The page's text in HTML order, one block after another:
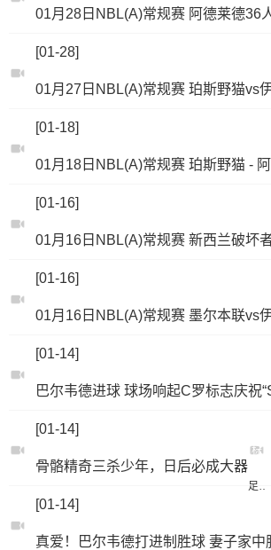
01月28日NBL(A)常规赛 阿德莱德36
[01-28]
01月27日NBL(A)常规赛 珀斯野猫vs
[01-18]
01月18日NBL(A)常规赛 珀斯野猫 -
[01-16]
01月16日NBL(A)常规赛 新西兰破坏
[01-16]
01月16日NBL(A)常规赛 墨尔本联vs
[01-14]
巴尔韦德进球 球场响起C罗标志庆祝
[01-14]
骨骼精奇三杀少年，日后必成大器
标
足球
[01-14]
真爱！巴尔韦德打进制胜球 妻子家中